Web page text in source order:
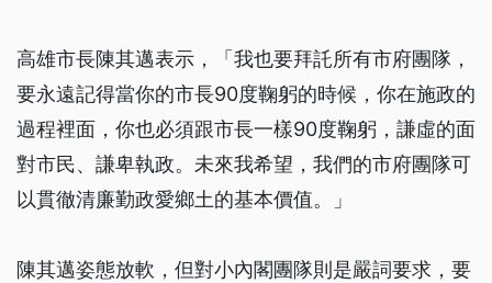
高雄市長陳其邁表示，「我也要拜託所有市府團隊，
要永遠記得當你的市長90度鞠躬的時候，你在施政的
過程裡面，你也必須跟市長一樣90度鞠躬，謙虛的面
對市民、謙卑執政。未來我希望，我們的市府團隊可
以貫徹清廉勤政愛鄉土的基本價值。」
陳其邁姿態放軟，但對小內閣團隊則是嚴詞要求，要